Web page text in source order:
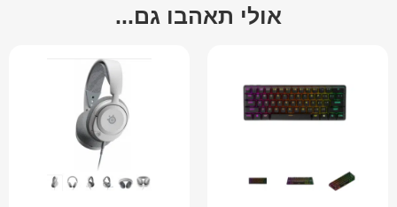
אולי תאהבו גם...